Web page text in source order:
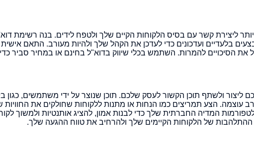
ליצירת קשר עם בסיס הלקוחות הקיים שלך ולטפח לידים. בנה רשימת
בלעדיים ועדכונים כדי לעדכן את הקהל שלך ולהיות מעורב. התאם
את הסיכויים להמרות. השתמש בכלי שיווק בדוא"ל בחינם או במחיר סביר
ולשתף תוכן הקשור לעסק שלכם. תוכן שנוצר על ידי משתמשים, כגון
עוצמה. הצע תמריצים כמו הנחות או מתנות ללקוחות שחולקים את החוויות
המדיה החברתית שלך כדי לבנות אמון, להציג אותנטיות ולמשוך
של הלקוחות הקיימים שלך ולהרחיב את טווח ההגעה שלך.